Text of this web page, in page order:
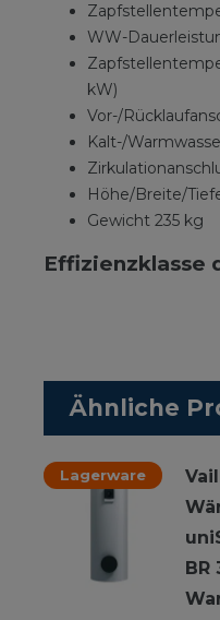
WW-
kW)
Vor-/
Kalt-/
Höhe/Breite/
Gewicht 235 kg
Effizienzklasse
Ähnliche
Lagerware
BR